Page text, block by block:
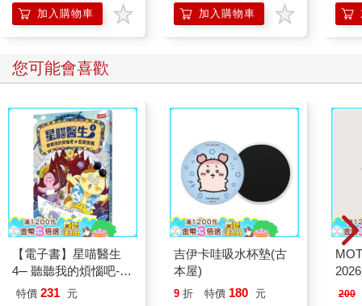
加入購物車 加入購物車
您可能會喜歡
【電子書】星喵醫生
4─ 聽聽我的煩惱吧-假
期挑戰
特價 231 元
吉伊卡哇吸水杯墊(古
本屋)
9 折 特價 180 元 200